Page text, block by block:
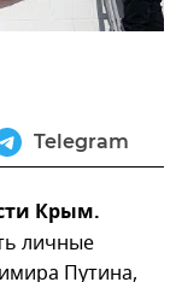
Telegram
Крым.
личные
Путина,